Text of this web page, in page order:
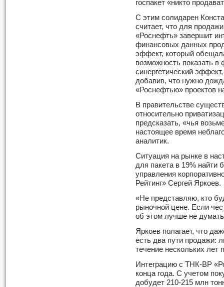
госпакет «никто
С этим солидарен
считает, что для
«Роснефть» завершит
финансовых данных
эффект, который
возможность показать в
синергетический
добавив, что нужно
«Роснефтью» проектов
В правительстве
относительно
предсказать, «чья
настоящее время
аналитик.
Ситуация на рынке в
для пакета в 19% найти
управления
Рейтинг» Сергей Яркоев.
«Не представляю, кто
рыночной цене. Если
об этом лучше не
Яркоев полагает, что
есть два пути продажи:
течение нескольких лет
Интеграцию с ТНК-ВР
конца года. С учетом
добудет 210-215 млн